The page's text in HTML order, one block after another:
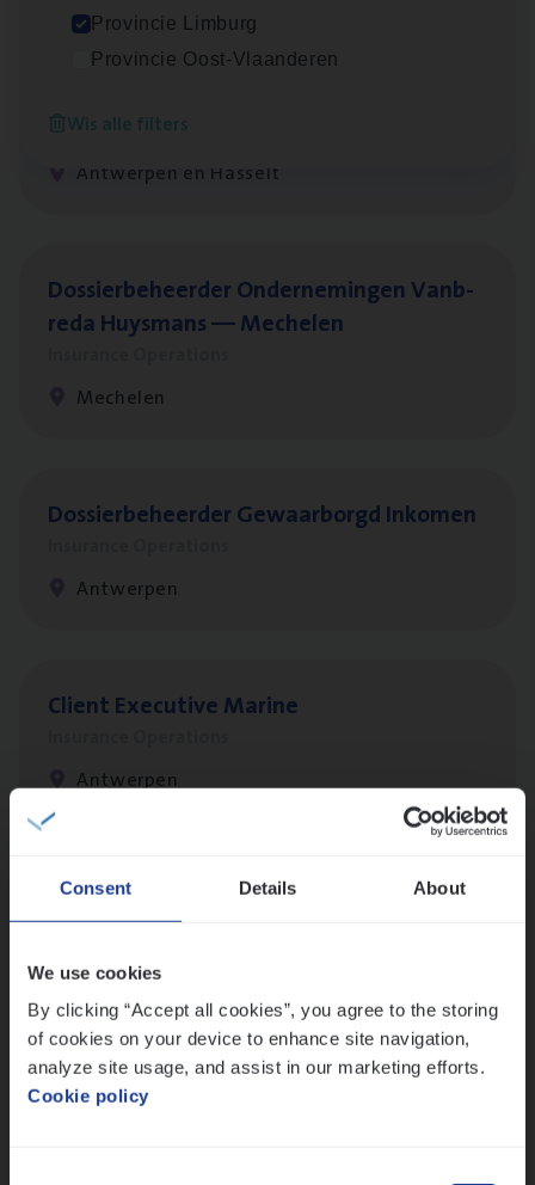
Consent Details About
We use cookies
By clicking “Accept all cookies”, you agree to the storing
of cookies on your device to enhance site navigation,
analyze site usage, and assist in our marketing efforts.
Cookie policy
Provincie Limburg
Provincie Oost-Vlaanderen
Wis alle filters
Insurance Operations
Antwerpen en Hasselt
Dos­sier­be­heer­der Onder­ne­min­gen Van­b­
re­da Huys­mans — Mechelen
Mechelen
Dos­sier­be­heer­der Gewaar­borgd Inkomen
Antwerpen
Client Exe­cu­ti­ve Marine
Antwerpen
Claims­hand­ler Fleet&Bike
Claims Management
Antwerpen
Advisor/​Configuratie ana­lyst Part­ner in